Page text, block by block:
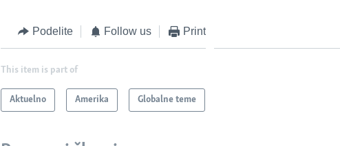
Podelite Follow us Print
This item is part of
Aktuelno Amerika Globalne teme